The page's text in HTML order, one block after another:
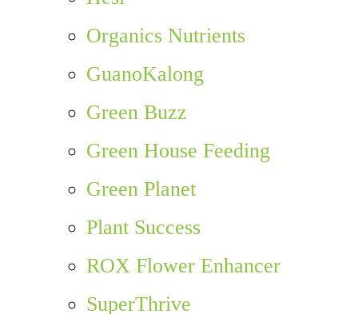
Organics Nutrients
GuanoKalong
Green Buzz
Green House Feeding
Green Planet
Plant Success
ROX Flower Enhancer
SuperThrive